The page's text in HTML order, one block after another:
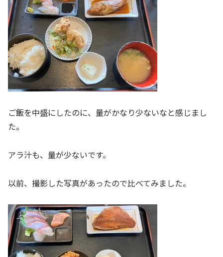
ご飯を中盛にしたのに、量がかなり少ないなと感じまし
た。
アラ汁も、量が少ないです。
以前、撮影した写真があったので比べてみました。